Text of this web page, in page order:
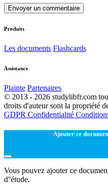
Envoyer un commentaire
Produits
Les documents Flashcards
Assistance
Plainte Partenaires
© 2013 - 2026 studylibfr.com
droits d'auteur sont la propriété
GDPR Confidentialité
Ajouter ce
Vous pouvez ajouter ce
d''étude.